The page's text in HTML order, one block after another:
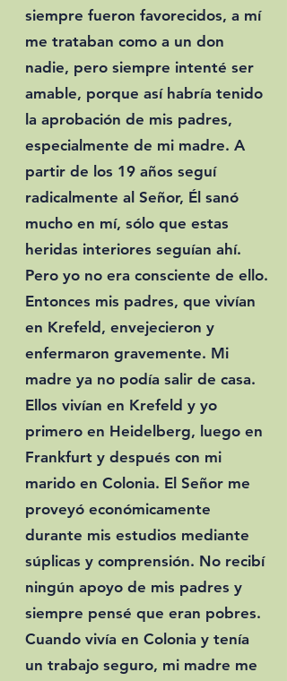
siempre fueron favorecidos, a mí
me trataban como a un don
nadie, pero siempre intenté ser
amable, porque así habría tenido
la aprobación de mis padres,
especialmente de mi madre. A
partir de los 19 años seguí
radicalmente al Señor, Él sanó
mucho en mí, sólo que estas
heridas interiores seguían ahí.
Pero yo no era consciente de ello.
Entonces mis padres, que vivían
en Krefeld, envejecieron y
enfermaron gravemente. Mi
madre ya no podía salir de casa.
Ellos vivían en Krefeld y yo
primero en Heidelberg, luego en
Frankfurt y después con mi
marido en Colonia. El Señor me
proveyó económicamente
durante mis estudios mediante
súplicas y comprensión. No recibí
ningún apoyo de mis padres y
siempre pensé que eran pobres.
Cuando vivía en Colonia y tenía
un trabajo seguro, mi madre me